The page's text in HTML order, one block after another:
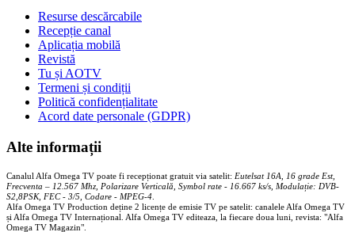
Resurse descărcabile
Recepție canal
Aplicația mobilă
Revistă
Tu și AOTV
Termeni și condiții
Politică confidențialitate
Acord date personale (GDPR)
Alte informații
Canalul Alfa Omega TV poate fi recepționat gratuit via satelit: Eutelsat 16A, 16 grade Est,
Frecventa – 12.567 Mhz, Polarizare Verticală, Symbol rate - 16.667 ks/s, Modulație: DVB-
S2,8PSK, FEC - 3/5, Codare - MPEG-4
Alfa Omega TV Production deține 2 licențe de emisie TV pe satelit: canalele Alfa Omega TV
și Alfa Omega TV Internațional. Alfa Omega TV editeaza, la fiecare doua luni, revista: "Alfa
Omega TV Magazin".